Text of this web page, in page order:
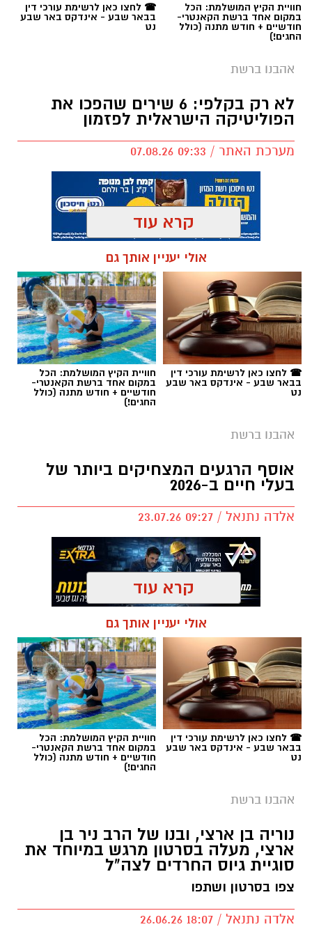
חוויית הקיץ המושלמת: הכל
במקום אחד ברשת הקאנטרי-
חודשיים + חודש מתנה (כולל
החגים!)
☎ לחצו כאן לרשימת עורכי דין
בבאר שבע - אינדקס באר שבע
נט
אהבנו ברשת
לא רק בקלפי: 6 שירים שהפכו את
הפוליטיקה הישראלית לפזמון
מערכת האתר / 09:33 07.08.26
טקסט פוליטי, שירים פוליטיים
חברתית
שירים שהפכו את הפוליטיקה הישראלית לפזמון
לא רק בקלפי: 6 שירים שהפכו את הפוליטיקה
הישראלית לפזמון
ממערכת הבחירות ועד יוקר המחיה, מהסטיקרים
על המכוניות ועד החלום לברוח ללונדון – הרבה
לפני הרשתות החברתיות, הזמרים כבר ידעו
להגיד את מה שהציבור חושב.
"איזו מדינה" – אלי לוזון שיר המחאה המזרחי
מערכת בחירות בישראל, "איזו מדינה" כנראה היה
מועמד רציני. אלי לוזון שר על המציאות היומיומית,
על הקשיים ועל התחושה שמשהו כאן פשוט לא
מסתדר. עברו שנים, התחלפו ממשלות, אבל
השאלה שבכותרת? איכשהו היא עדיין נשמעת
קרא עוד
אולי יעניין אותך גם
☎ לחצו כאן לרשימת עורכי דין
בבאר שבע - אינדקס באר שבע
נט
חוויית הקיץ המושלמת: הכל
במקום אחד ברשת הקאנטרי-
חודשיים + חודש מתנה (כולל
החגים!)
אהבנו ברשת
אוסף הרגעים המצחיקים ביותר של
בעלי חיים ב-2026
אלדה נתנאל / 09:27 23.07.26
כל הפרטים על נדל"ן בבאר שבע
קרא עוד
אולי יעניין אותך גם
☎ לחצו כאן לרשימת עורכי דין
בבאר שבע - אינדקס באר שבע
נט
חוויית הקיץ המושלמת: הכל
במקום אחד ברשת הקאנטרי-
חודשיים + חודש מתנה (כולל
החגים!)
אהבנו ברשת
נוריה בן ארצי, ובנו של הרב ניר בן
ארצי, מעלה בסרטון מרגש במיוחד את
סוגיית גיוס החרדים לצה"ל
צפו בסרטון ושתפו
אלדה נתנאל / 18:07 26.06.26